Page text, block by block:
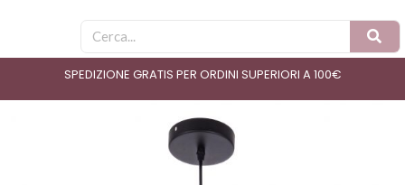
Cerca
SPEDIZIONE GRATIS PER ORDINI SUPERIORI A 100€